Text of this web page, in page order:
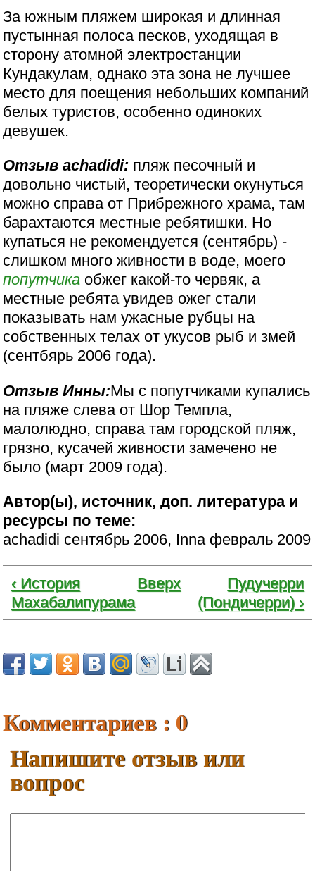
За южным пляжем широкая и длинная
пустынная полоса песков, уходящая в
сторону атомной электростанции
Кундакулам, однако эта зона не лучшее
место для поещения небольших компаний
белых туристов, особенно одиноких
девушек.
Отзыв achadidi: пляж песочный и
довольно чистый, теоретически окунуться
можно справа от Прибрежного храма, там
барахтаются местные ребятишки. Но
купаться не рекомендуется (сентябрь) -
слишком много живности в воде, моего
попутчика обжег какой-то червяк, а
местные ребята увидев ожег стали
показывать нам ужасные рубцы на
собственных телах от укусов рыб и змей
(сентбярь 2006 года).
Отзыв Инны:Мы с попутчиками купались
на пляже слева от Шор Темпла,
малолюдно, справа там городской пляж,
грязно, кусачей живности замечено не
было (март 2009 года).
Автор(ы), источник, доп. литература и
ресурсы по теме:
achadidi сентябрь 2006, Inna февраль 2009
‹ История
Махабалипурама
Вверх
Пудучерри
(Пондичерри) ›
Комментариев : 0
Напишите отзыв или
вопрос